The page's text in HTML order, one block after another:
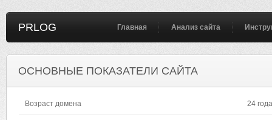
PRLOG Главная Анализ сайта
ОСНОВНЫЕ ПОКАЗАТЕЛИ САЙТА
Возраст домена 24 года